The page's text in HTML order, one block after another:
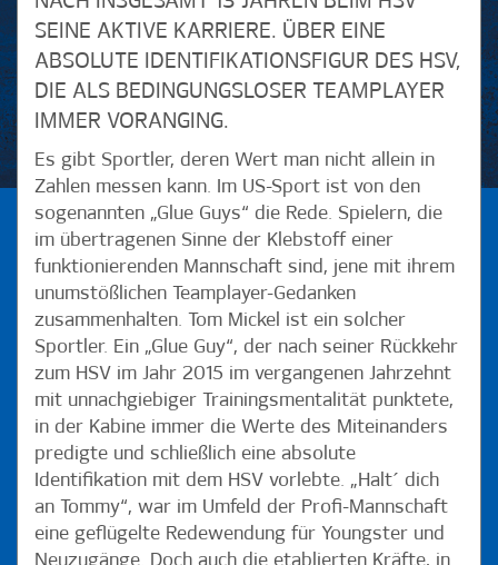
SEINE AKTIVE KARRIERE. ÜBER EINE
ABSOLUTE IDENTIFIKATIONSFIGUR DES HSV,
DIE ALS BEDINGUNGSLOSER TEAMPLAYER
IMMER VORANGING.
Es gibt Sportler, deren Wert man nicht allein in
Zahlen messen kann. Im US-Sport ist von den
sogenannten „Glue Guys“ die Rede. Spielern, die
im übertragenen Sinne der Klebstoff einer
funktionierenden Mannschaft sind, jene mit ihrem
unumstößlichen Teamplayer-Gedanken
zusammenhalten. Tom Mickel ist ein solcher
Sportler. Ein „Glue Guy“, der nach seiner Rückkehr
zum HSV im Jahr 2015 im vergangenen Jahrzehnt
mit unnachgiebiger Trainingsmentalität punktete,
in der Kabine immer die Werte des Miteinanders
predigte und schließlich eine absolute
Identifikation mit dem HSV vorlebte. „Halt´ dich
an Tommy“, war im Umfeld der Profi-Mannschaft
eine geflügelte Redewendung für Youngster und
Neuzugänge. Doch auch die etablierten Kräfte, in